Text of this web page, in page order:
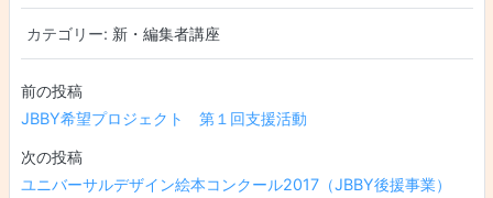
カテゴリー: 新・編集者講座
投稿ナビゲーション
JBBY希望プロジェクト 第１回支援活動
ユニバーサルデザイン絵本コンクール2017（JBBY後援事業）